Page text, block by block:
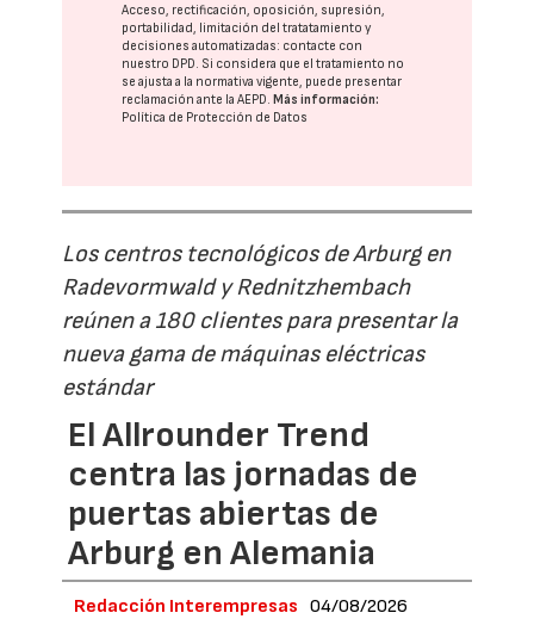
Acceso, rectificación, oposición, supresión,
portabilidad, limitación del tratatamiento y
decisiones automatizadas: contacte con
nuestro DPD. Si considera que el tratamiento no
se ajusta a la normativa vigente, puede presentar
reclamación ante laAEPD.Más información:
Política de Protección de Datos
Los centros tecnológicos de Arburg en
Radevormwald y Rednitzhembach
reúnen a 180 clientes para presentar la
nueva gama de máquinas eléctricas
estándar
El Allrounder Trend
centra las jornadas de
puertas abiertas de
Arburg en Alemania
Redacción Interempresas 04/08/2026